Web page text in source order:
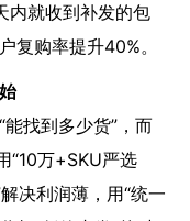
内就收到补发的包
复购率提升40%。
找到多少货”，而
“10万+SKU严选
决利润薄，用“统一